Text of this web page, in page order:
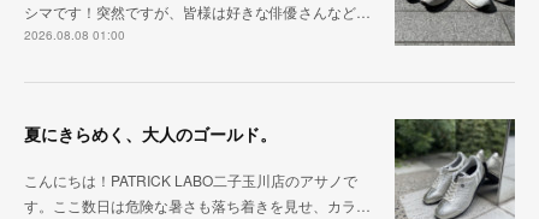
シマです！突然ですが、皆様は好きな俳優さんなど…
2026.08.08 01:00
夏にきらめく、大人のゴールド。
こんにちは！PATRICK LABO二子玉川店のアサノで
す。ここ数日は危険な暑さも落ち着きを見せ、カラ…